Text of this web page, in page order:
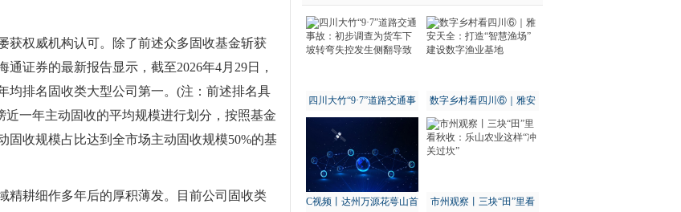
获权威机构认可。除了前述众多固收基金斩获
证券的最新报告显示，截至2026年4月29日，
均排名固收类大型公司第一。(注：前述排名具
一年主动固收的平均规模进行划分，按照基金
收规模占比达到全市场主动固收规模50%的基
精耕细作多年后的厚积薄发。目前公司固收类
四川大竹“9·7”道路交通事
故：初步调查为货车下坡
转弯失控发生侧翻导致
数字乡村看四川⑥｜雅安
天全：打造“智慧渔场” 建
设数字渔业基地
C视频丨达州万源花萼山首
市州观察丨三块“田”里看